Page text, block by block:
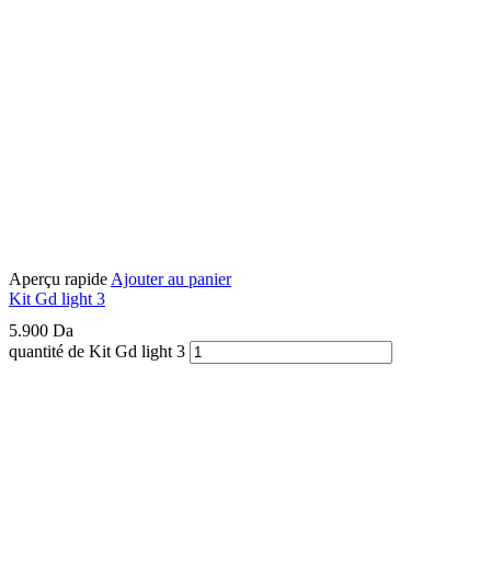
Aperçu rapide Ajouter au panier
Kit Gd light 3
5.900 Da
quantité de Kit Gd light 3